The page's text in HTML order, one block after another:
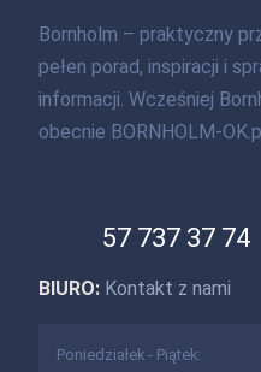
Bornholm – praktyczny
pełen porad, inspiracji i
informacji. Wcześniej
obecnie BORNHOLM-
57 737 37 74
BIURO: Kontakt z nami
Poniedziałek - Piątek: